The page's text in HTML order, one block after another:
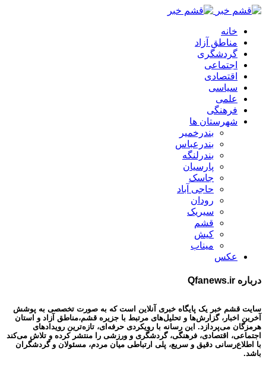
خانه
مناطق آزاد
گردشگری
اجتماعی
اقتصادی
سیاسی
علمی
فرهنگی
شهرستان ها
بندرخمیر
بندرعباس
بندرلنگه
پارسیان
جاسک
حاجی آباد
رودان
سیریک
قشم
کیش
میناب
عکس
درباره Qfanews.ir
سایت قشم خبر یک پایگاه خبری آنلاین است که به صورت تخصصی به پوشش
آخرین اخبار، گزارش‌ها و تحلیل‌های مرتبط با جزیره قشم،مناطق آزاد و استان
هرمزگان می‌پردازد. این رسانه با رویکردی حرفه‌ای، تازه‌ترین رویدادهای
اجتماعی، اقتصادی، فرهنگی، گردشگری و ورزشی را منتشر کرده و تلاش می‌کند
با اطلاع‌رسانی دقیق و سریع، پلی ارتباطی میان مردم، مسئولان و گردشگران
باشد.